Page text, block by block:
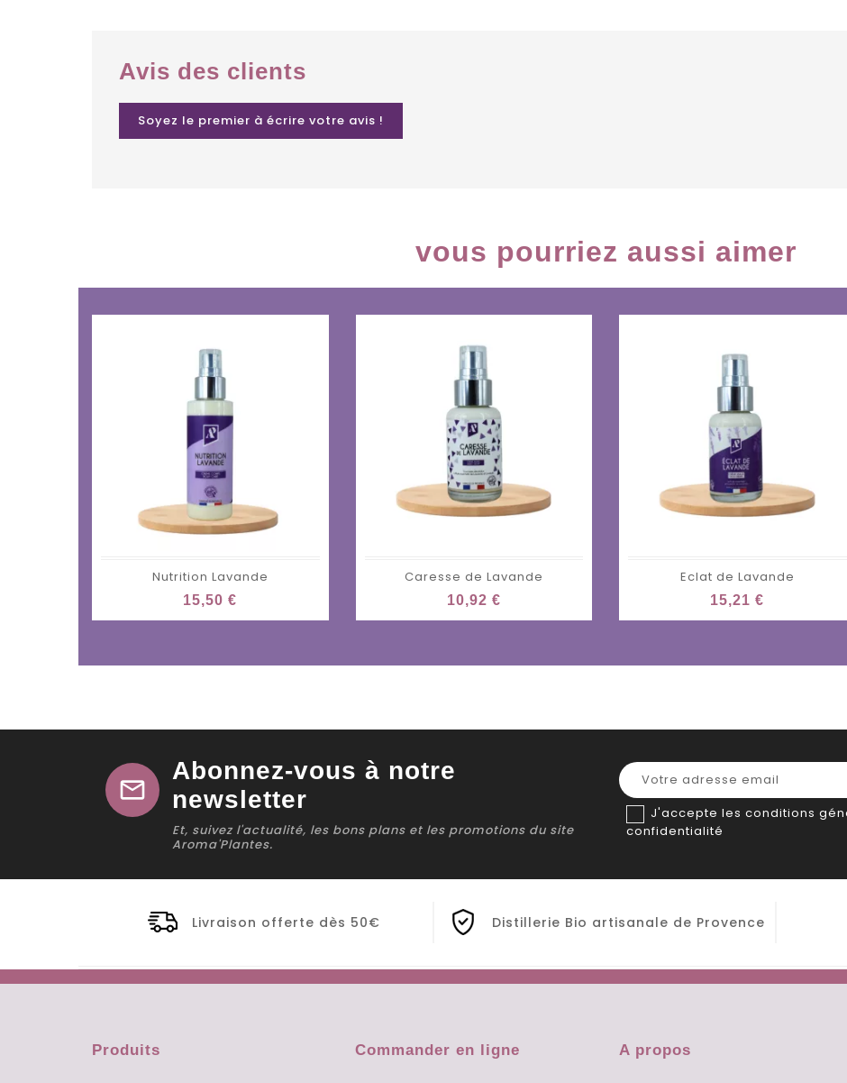
Avis des clients
Soyez le premier à écrire votre avis !
vous pourriez aussi aimer
Nutrition Lavande
15,50 €
Caresse de Lavande
10,92 €
Eclat de Lavande
15,21 €
mail
Abonnez-vous à notre
newsletter
Et, suivez l'actualité, les bons plans et les promotions du site
Aroma'Plantes.
J'accepte les conditions
confidentialité
Livraison offerte dès 50€ Distillerie Bio artisanale de Provence
Produits Commander en ligne A propos